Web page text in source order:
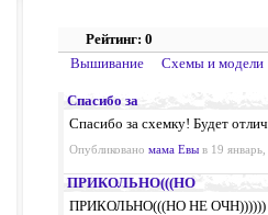
Рейтинг: 0
Вышивание
Схемы и модели
Спасибо за
Спасибо за схемку! Будет
Опубликовано мама Евы в 19
ПРИКОЛЬНО(((НО
ПРИКОЛЬНО(((НО НЕ ОЧН))))))